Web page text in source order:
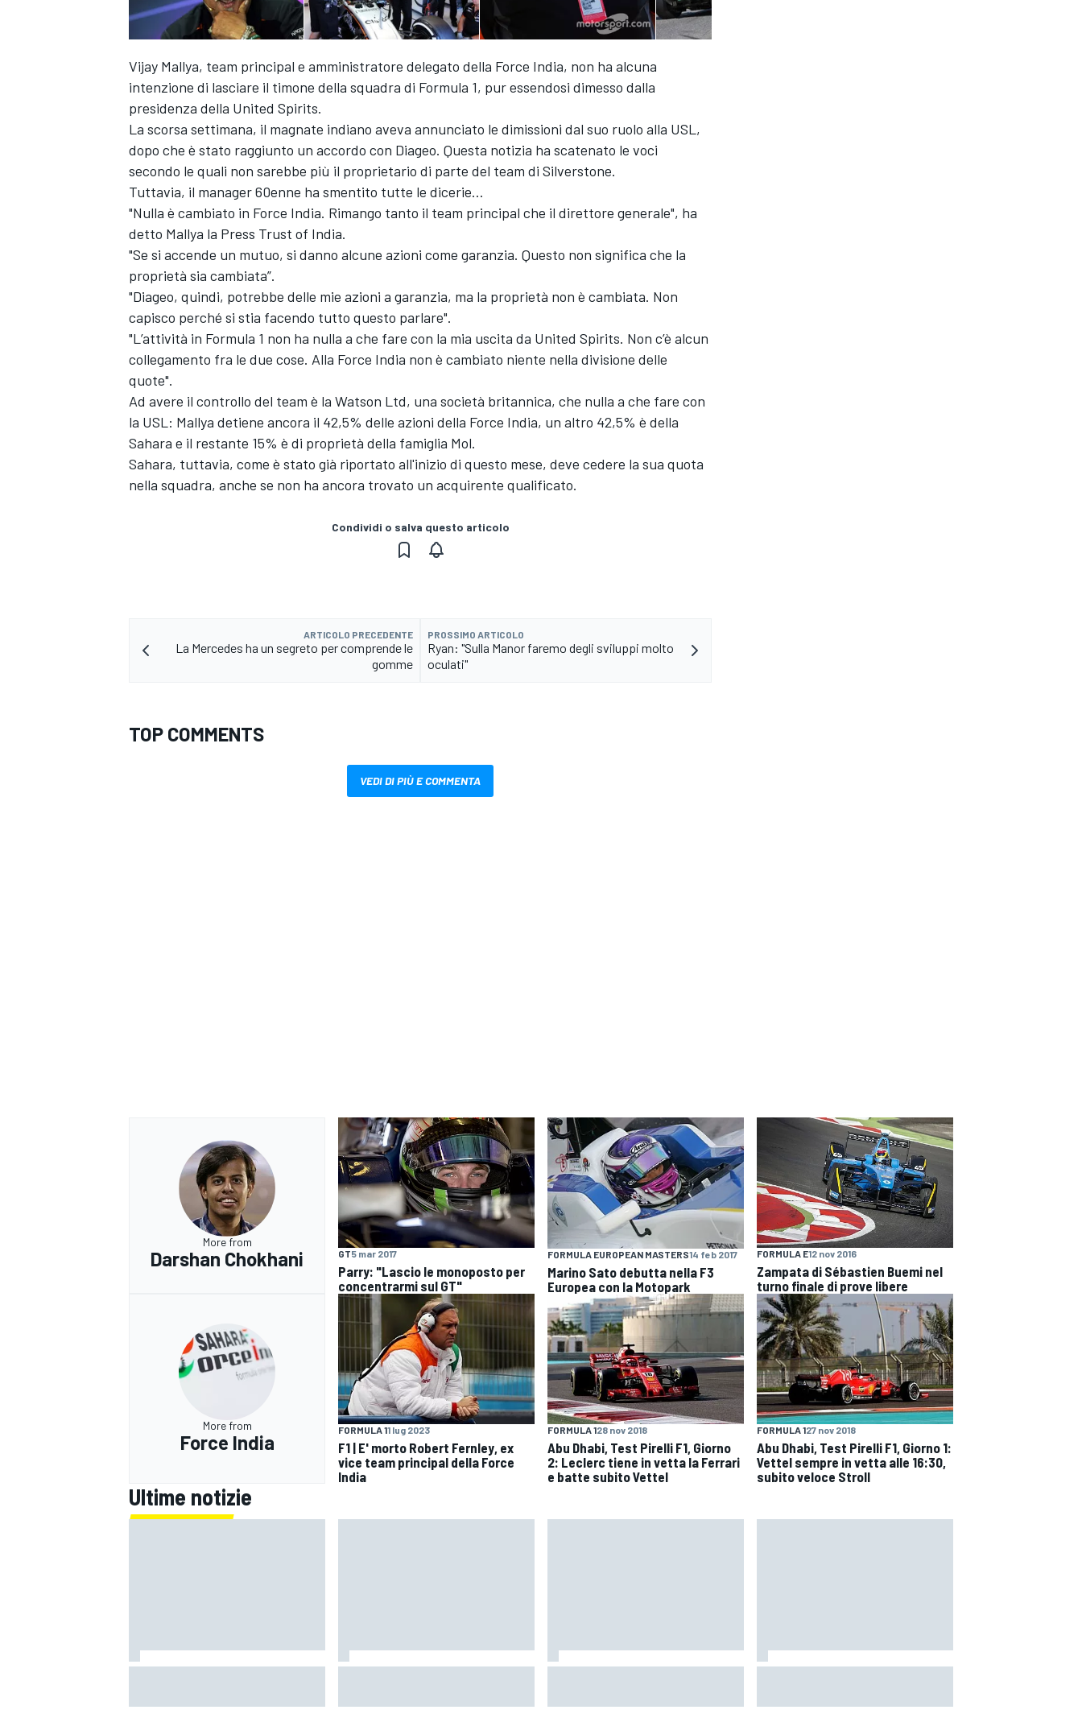
Vijay Mallya, team principal e amministratore delegato della Force India, non ha alcuna
intenzione di lasciare il timone della squadra di Formula 1, pur essendosi dimesso dalla
presidenza della United Spirits.
La scorsa settimana, il magnate indiano aveva annunciato le dimissioni dal suo ruolo alla USL,
dopo che è stato raggiunto un accordo con Diageo. Questa notizia ha scatenato le voci
secondo le quali non sarebbe più il proprietario di parte del team di Silverstone.
Tuttavia, il manager 60enne ha smentito tutte le dicerie…
"Nulla è cambiato in Force India. Rimango tanto il team principal che il direttore generale", ha
detto Mallya la Press Trust of India.
"Se si accende un mutuo, si danno alcune azioni come garanzia. Questo non significa che la
proprietà sia cambiata”.
"Diageo, quindi, potrebbe delle mie azioni a garanzia, ma la proprietà non è cambiata. Non
capisco perché si stia facendo tutto questo parlare".
"L’attività in Formula 1 non ha nulla a che fare con la mia uscita da United Spirits. Non c’è alcun
collegamento fra le due cose. Alla Force India non è cambiato niente nella divisione delle
quote".
Ad avere il controllo del team è la Watson Ltd, una società britannica, che nulla a che fare con
la USL: Mallya detiene ancora il 42,5% delle azioni della Force India, un altro 42,5% è della
Sahara e il restante 15% è di proprietà della famiglia Mol.
Sahara, tuttavia, come è stato già riportato all'inizio di questo mese, deve cedere la sua quota
nella squadra, anche se non ha ancora trovato un acquirente qualificato.
Condividi o salva questo articolo
ARTICOLO PRECEDENTE
La Mercedes ha un segreto per comprende le
gomme
PROSSIMO ARTICOLO
Ryan: "Sulla Manor faremo degli sviluppi molto
oculati"
TOP COMMENTS
VEDI DI PIÙ E COMMENTA
More from
Darshan Chokhani GT5 mar 2017
Parry: "Lascio le monoposto per
concentrarmi sul GT"
FORMULA EUROPEAN MASTERS14 feb 2017
Marino Sato debutta nella F3
Europea con la Motopark
FORMULA E12 nov 2016
Zampata di Sébastien Buemi nel
turno finale di prove libere
More from
Force India
FORMULA 11 lug 2023
F1 | E' morto Robert Fernley, ex
vice team principal della Force
India
FORMULA 128 nov 2018
Abu Dhabi, Test Pirelli F1, Giorno
2: Leclerc tiene in vetta la Ferrari
e batte subito Vettel
FORMULA 127 nov 2018
Abu Dhabi, Test Pirelli F1, Giorno 1:
Vettel sempre in vetta alle 16:30,
subito veloce Stroll
Ultime notizie